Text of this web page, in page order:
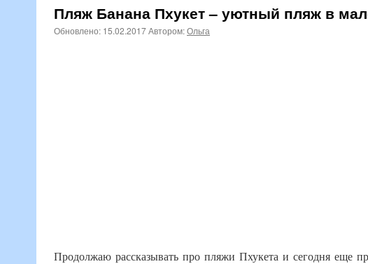
Пляж Банана Пхукет – уютный пляж в
Обновлено: 15.02.2017Автором:Ольга
Продолжаю рассказывать про пляжи Пхукета и сегодня